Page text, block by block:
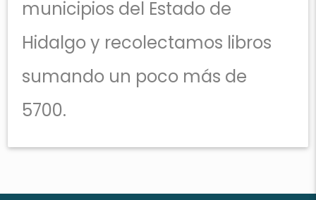
municipios del Estado de
Hidalgo y recolectamos libros
sumando un poco más de
5700.